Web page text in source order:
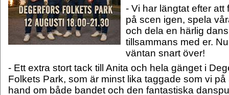
- Vi har längtat efter att
på scen igen, spela
och dela en härlig
tillsammans med er.
väntan snart över!
- Ett extra stort tack till Anita och hela gänget i
Folkets Park, som är minst lika taggade som vi på
hand om både bandet och den fantastiska